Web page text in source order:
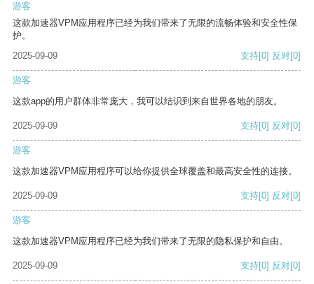
游客
这款加速器VPM应用程序已经为我们带来了无限的流畅体验和安全性保
护。
2025-09-09
支持[0] 反对[0]
游客
这款app的用户群体非常庞大，我可以结识到来自世界各地的朋友。
2025-09-09 支持[0] 反对[0]
游客
这款加速器VPM应用程序可以给你提供全球覆盖和最高安全性的连接。
2025-09-09 支持[0] 反对[0]
游客
这款加速器VPM应用程序已经为我们带来了无限的隐私保护和自由。
2025-09-09 支持[0] 反对[0]